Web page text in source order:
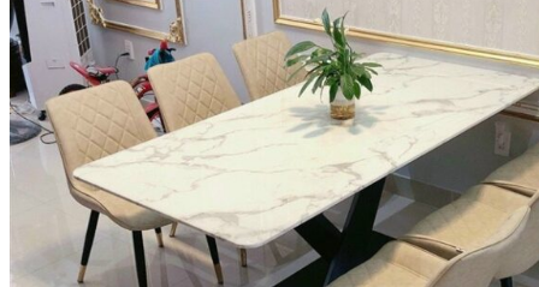
Tuyển dụng
Kiến tạo